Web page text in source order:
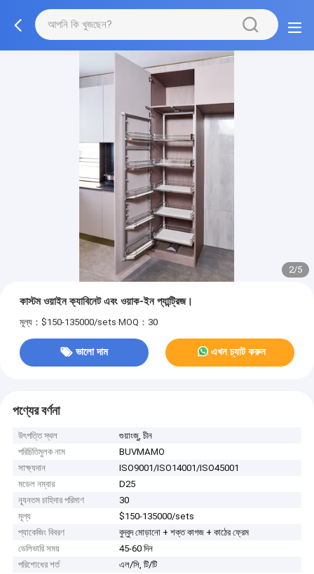
3/5
কাস্টম ওয়াইন ক্যাবিনেট এবং ওয়াক-ইন প্যান্ট্রিজ।
মূল্য：$150-135000/sets MOQ：30
ভালো দাম এখন চ্যাট করুন
পণ্যের বর্ণনা
উৎপত্তি স্থল
গুয়াংজু, চীন
পরিচিতিমুলক নাম
BUVMAMO
সাক্ষ্যদান
ISO9001/ISO14001/ISO45001
মডেল নম্বার
D25
ন্যূনতম চাহিদার পরিমাণ
30
মূল্য
$150-135000/sets
প্যাকেজিং বিবরণ
বুদ্বুদ মোড়ানো + শক্ত কাগজ + কাঠের ফ্রেম
ডেলিভারি সময়
45-60 দিন
পরিশোধের শর্ত
এল/সি, টি/টি